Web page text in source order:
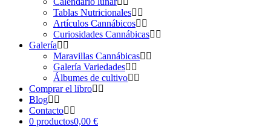
Tablas Nutricionales
Artículos Cannábicos
Curiosidades Cannábicas
Galería
Maravillas Cannábicas
Galería Variedades
Álbumes de cultivo
Comprar el libro
Blog
Contacto
0 productos0,00 €